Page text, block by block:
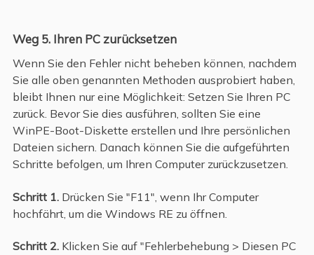
Weg 5. Ihren PC zurücksetzen
Wenn Sie den Fehler nicht beheben können, nachdem
Sie alle oben genannten Methoden ausprobiert haben,
bleibt Ihnen nur eine Möglichkeit: Setzen Sie Ihren PC
zurück. Bevor Sie dies ausführen, sollten Sie eine
WinPE-Boot-Diskette erstellen und Ihre persönlichen
Dateien sichern. Danach können Sie die aufgeführten
Schritte befolgen, um Ihren Computer zurückzusetzen.
Schritt 1. Drücken Sie "F11", wenn Ihr Computer
hochfährt, um die Windows RE zu öffnen.
Schritt 2.Klicken Sie auf "Fehlerbehebung > Diesen PC